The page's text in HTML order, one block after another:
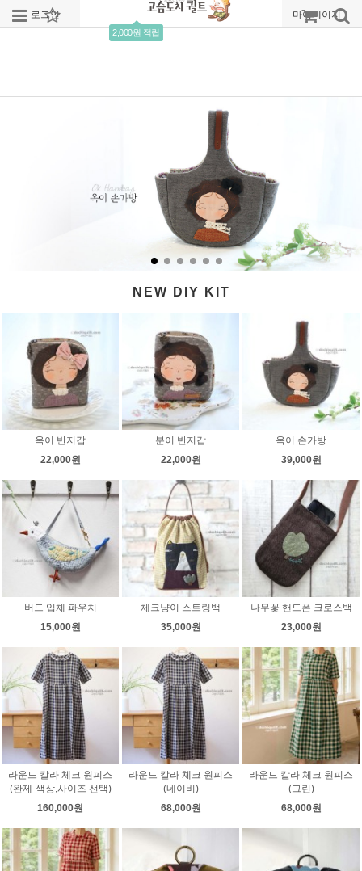
로그인 회원가입
2,000원 적립
주문조회 마이페이지
NEW DIY KIT
옥이 반지갑
22,000원
분이 반지갑
22,000원
옥이 손가방
39,000원
버드 입체 파우치
15,000원
체크냥이 스트링백
35,000원
나무꽃 핸드폰 크로스백
23,000원
라운드 칼라 체크 원피스
(완제-색상,사이즈 선택)
160,000원
라운드 칼라 체크 원피스
(네이비)
68,000원
라운드 칼라 체크 원피스
(그린)
68,000원